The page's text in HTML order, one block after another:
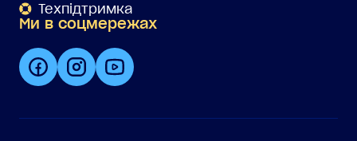
Техпідтримка
Ми в соцмережах